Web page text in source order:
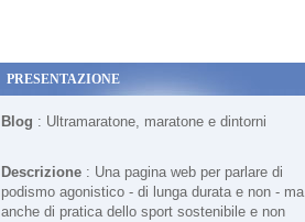
PRESENTAZIONE
Blog : Ultramaratone, maratone e dintorni
Descrizione : Una pagina web per parlare di
podismo agonistico - di lunga durata e non - ma
anche di pratica dello sport sostenibile e non